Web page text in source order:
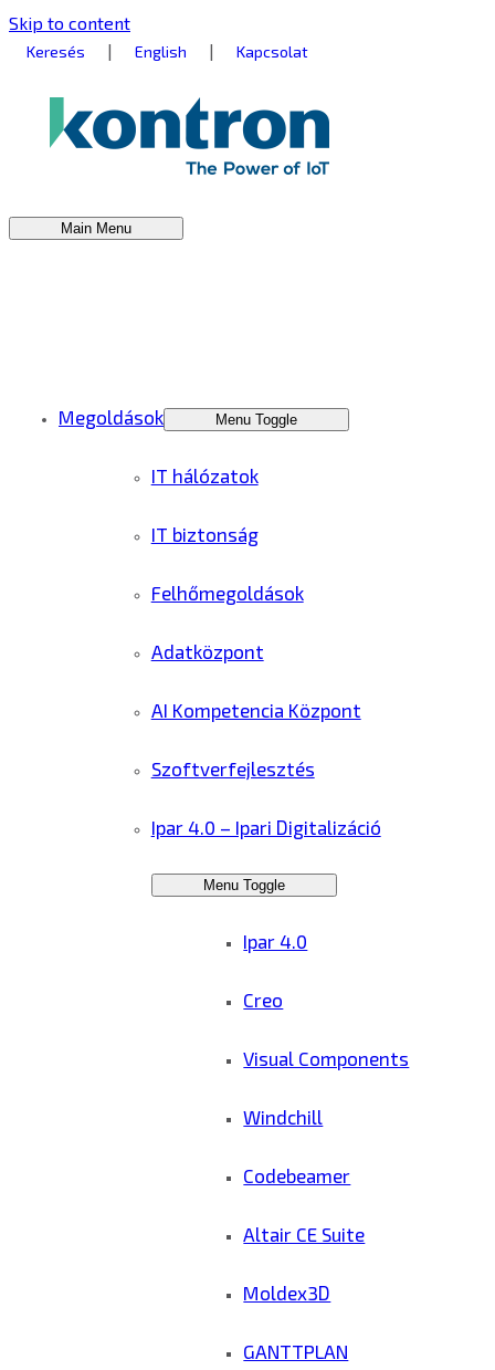
Skip to content
Keresés | English | Kapcsolat
Main Menu
Megoldások Menu Toggle
IT hálózatok
IT biztonság
Felhőmegoldások
Adatközpont
AI Kompetencia Központ
Szoftverfejlesztés
Ipar 4.0 – Ipari Digitalizáció
Menu Toggle
Ipar 4.0
Creo
Visual Components
Windchill
Codebeamer
Altair CE Suite
Moldex3D
GANTTPLAN